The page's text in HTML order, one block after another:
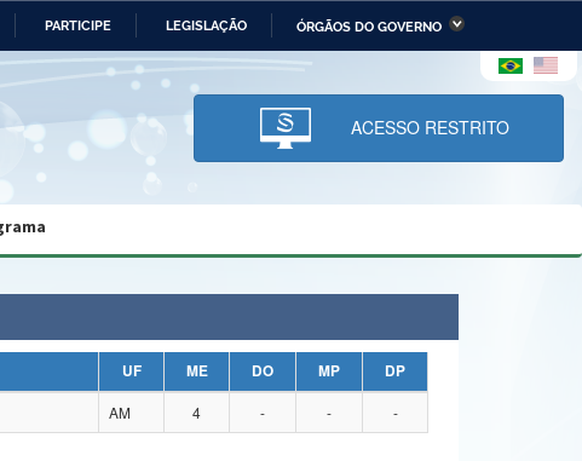
PARTICIPE LEGISLAÇÃO ÓRGÃOS DO GOVERNO
Ministério da Economia Ministério da Infraestrutura
Ministério da Ciência,
Tecnologia, Inovações e
Comunicações
e dos Direitos Humanos
Planalto
ACESSO RESTRITO
UF ME DO MP
DP
AM 4 - - -